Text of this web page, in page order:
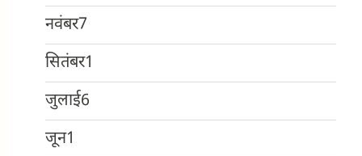
नवंबर7
सितंबर1
जुलाई6
जून1